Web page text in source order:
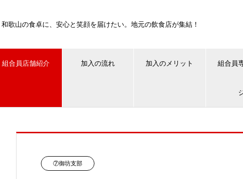
和歌山の食卓に、安心と笑顔を届けたい。地元の飲食店が集結！
組合員店舗紹介 加入の流れ 加入のメリット 組合員
⑦御坊支部